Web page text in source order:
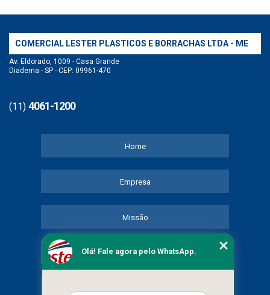
COMERCIAL LESTER PLASTICOS E BORRACHAS LTDA - ME
Av. Eldorado, 1009 - Casa Grande
Diadema - SP - CEP: 09961-470
(11) 4061-1200
Home
Empresa
Missão
Serviços
Olá! Fale agora pelo WhatsApp.